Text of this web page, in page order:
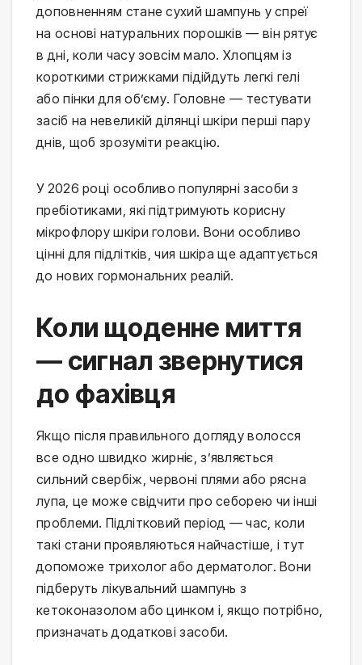
доповненням стане сухий шампунь у спреї
на основі натуральних порошків — він рятує
в дні, коли часу зовсім мало. Хлопцям із
короткими стрижками підійдуть легкі гелі
або пінки для об’єму. Головне — тестувати
засіб на невеликій ділянці шкіри перші пару
днів, щоб зрозуміти реакцію.
У 2026 році особливо популярні засоби з
пребіотиками, які підтримують корисну
мікрофлору шкіри голови. Вони особливо
цінні для підлітків, чия шкіра ще адаптується
до нових гормональних реалій.
Коли щоденне миття
— сигнал звернутися
до фахівця
Якщо після правильного догляду волосся
все одно швидко жирніє, з’являється
сильний свербіж, червоні плями або рясна
лупа, це може свідчити про себорею чи інші
проблеми. Підлітковий період — час, коли
такі стани проявляються найчастіше, і тут
допоможе трихолог або дерматолог. Вони
підберуть лікувальний шампунь з
кетоконазолом або цинком і, якщо потрібно,
призначать додаткові засоби.